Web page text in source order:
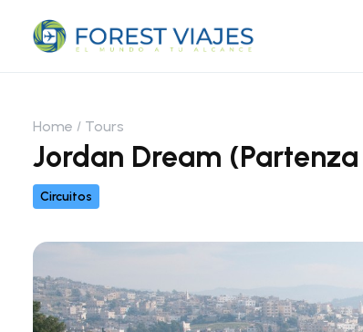
Home Tours
Jordan Dream
Circuitos